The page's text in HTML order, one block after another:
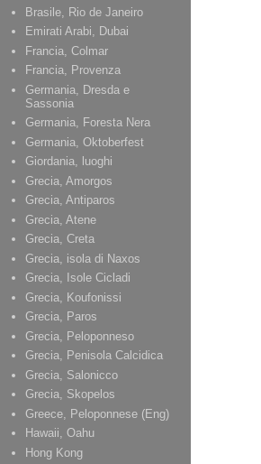
Brasile, Rio de Janeiro
Emirati Arabi, Dubai
Francia, Colmar
Francia, Provenza
Germania, Dresda e
Sassonia
Germania, Foresta Nera
Germania, Oktoberfest
Giordania, luoghi
Grecia, Amorgos
Grecia, Antiparos
Grecia, Atene
Grecia, Creta
Grecia, isola di Naxos
Grecia, Isole Cicladi
Grecia, Koufonissi
Grecia, Paros
Grecia, Peloponneso
Grecia, Penisola Calcidica
Grecia, Salonicco
Grecia, Skopelos
Greece, Peloponnese (Eng)
Hawaii, Oahu
Hong Kong